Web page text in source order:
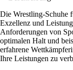
Die Wrestling-Schuhe
Exzellenz und
Anforderungen von
optimalen Halt und
erfahrene
Ihre Leistungen zu